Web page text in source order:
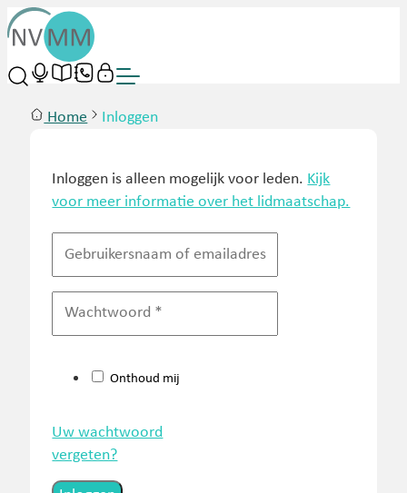
Home Inloggen
Inloggen is alleen mogelijk voor leden. Kijk
voor meer informatie over het lidmaatschap.
Onthoud mij
Uw wachtwoord
vergeten?